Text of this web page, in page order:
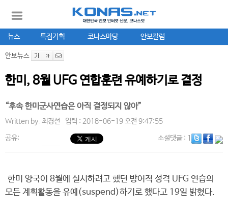
뉴스 특집기획 코나스마당 안보칼럼
안보뉴스
한미, 8월 UFG 연합훈련 유예하기로 결정
“후속 한미군사연습은 아직 결정되지 않아”
Written by. 최경선 입력 : 2018-06-19 오전 9:47:55
공유: 소셜댓글: 1
한미 양국이 8월에 실시하려고 했던 방어적 성격 UFG 연습의
모든 계획활동을 유예(suspend)하기로 했다고 19일 밝혔다.